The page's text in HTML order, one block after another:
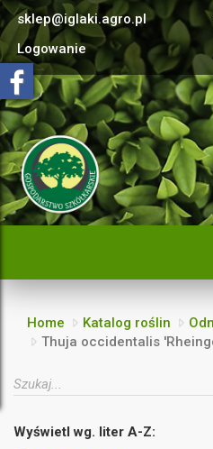
sklep@iglaki.agro.pl
Logowanie
Home Katalog roślin
Thuja occidentalis
Wyświetl wg. liter A-Z: